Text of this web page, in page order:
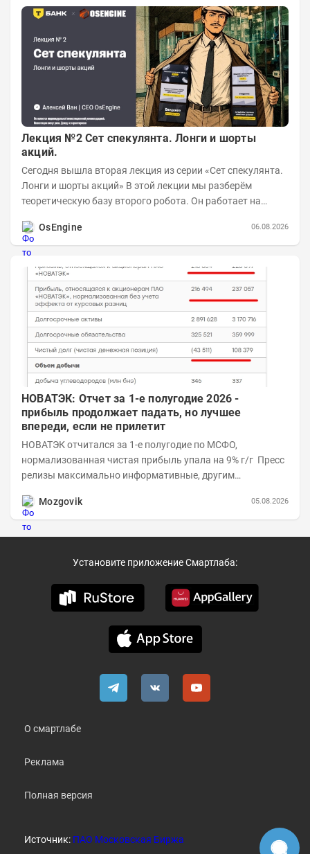
Лекция №2 Сет спекулянта. Лонги и шорты
акций.
Сегодня вышла вторая лекция из серии «Сет спекулянта.
Лонги и шорты акций» В этой лекции мы разберём
теоретическую базу второго робота. Он работает на
OsEngine
06.08.2026
НОВАТЭК: Отчет за 1-е полугодие 2026 -
прибыль продолжает падать, но лучшее
впереди, если не прилетит
НОВАТЭК отчитался за 1-е полугодие по МСФО,
нормализованная чистая прибыль упала на 9% г/г Пресс
релизы максимально информативные, другим
Mozgovik
05.08.2026
Установите приложение Смартлаба:
О смартлабе
Реклама
Полная версия
Источник: ПАО Московская Биржа